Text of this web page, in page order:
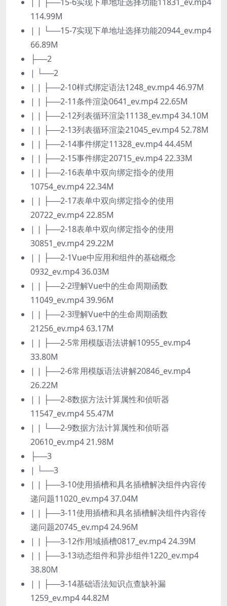
114.99M
| | └──15-7实现下单地址选择功能20944_ev.mp4
66.89M
├──2
| └──2
| | ├──2-10样式绑定语法1248_ev.mp4 46.97M
| | ├──2-11条件渲染0641_ev.mp4 22.65M
| | ├──2-12列表循环渲染11138_ev.mp4 34.10M
| | ├──2-13列表循环渲染21045_ev.mp4 52.78M
| | ├──2-14事件绑定11328_ev.mp4 44.45M
| | ├──2-15事件绑定20715_ev.mp4 22.33M
| | ├──2-16表单中双向绑定指令的使用
10754_ev.mp4 22.34M
| | ├──2-17表单中双向绑定指令的使用
20722_ev.mp4 22.85M
| | ├──2-18表单中双向绑定指令的使用
30851_ev.mp4 29.22M
| | ├──2-1Vue中应用和组件的基础概念
0932_ev.mp4 36.03M
| | ├──2-2理解Vue中的生命周期函数
11049_ev.mp4 39.96M
| | ├──2-3理解Vue中的生命周期函数
21256_ev.mp4 63.17M
| | ├──2-5常用模版语法讲解10955_ev.mp4
33.80M
| | ├──2-6常用模版语法讲解20846_ev.mp4
26.22M
| | ├──2-8数据方法计算属性和侦听器
11547_ev.mp4 55.47M
| | └──2-9数据方法计算属性和侦听器
20610_ev.mp4 21.98M
├──3
| └──3
| | ├──3-10使用插槽和具名插槽解决组件内容传
递问题11020_ev.mp4 37.04M
| | ├──3-11使用插槽和具名插槽解决组件内容传
递问题20745_ev.mp4 24.96M
| | ├──3-12作用域插槽0817_ev.mp4 24.39M
| | ├──3-13动态组件和异步组件1220_ev.mp4
38.80M
| | ├──3-14基础语法知识点查缺补漏
1259_ev.mp4 44.82M